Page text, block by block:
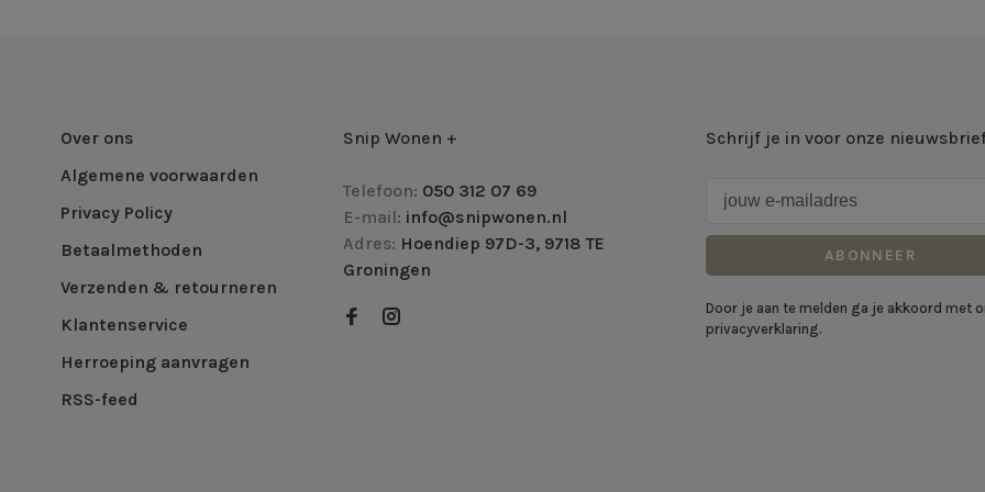
Over ons
Algemene voorwaarden
Privacy Policy
Betaalmethoden
Verzenden & retourneren
Klantenservice
Herroeping aanvragen
RSS-feed
Snip Wonen +
Telefoon: 050 312 07 69
E-mail: info@snipwonen.nl
Adres: Hoendiep 97D-3, 9718 TE
Groningen
Schrijf je in voor onze
ABONNEER
Door je aan te melden ga je akkoord met
privacyverklaring.